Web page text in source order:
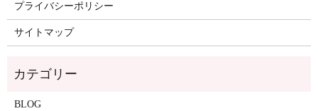
プライバシーポリシー
サイトマップ
BLOG